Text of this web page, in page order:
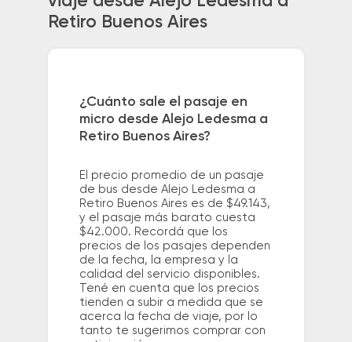
Retiro Buenos Aires
¿Cuánto sale el pasaje en
micro desde Alejo Ledesma a
Retiro Buenos Aires?
El precio promedio de un pasaje
de bus desde Alejo Ledesma a
Retiro Buenos Aires es de $49.143,
y el pasaje más barato cuesta
$42.000. Recordá que los
precios de los pasajes dependen
de la fecha, la empresa y la
calidad del servicio disponibles.
Tené en cuenta que los precios
tienden a subir a medida que se
acerca la fecha de viaje, por lo
tanto te sugerimos comprar con